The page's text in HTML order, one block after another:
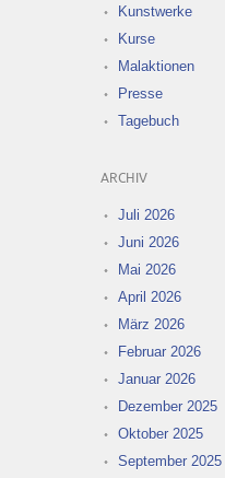
Kunstwerke
Kurse
Malaktionen
Presse
Tagebuch
ARCHIV
Juli 2026
Juni 2026
Mai 2026
April 2026
März 2026
Februar 2026
Januar 2026
Dezember 2025
Oktober 2025
September 2025